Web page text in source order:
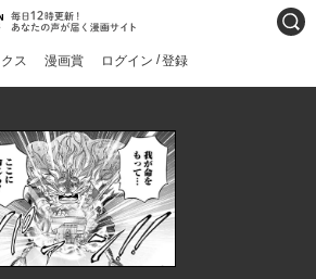
毎日12時更新！あなたの声
が届く漫画サイト
ス 漫画賞 ログイン /登録
検索